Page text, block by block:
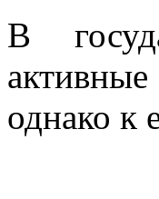
В
однако к